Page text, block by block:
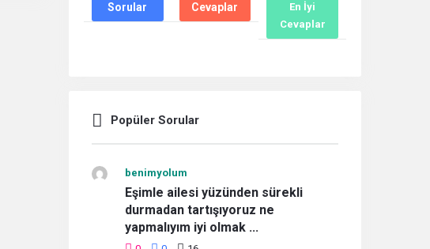
Sorular
Cevaplar
En İyi
Cevaplar
Popüler Sorular
benimyolum
Eşimle ailesi yüzünden sürekli
durmadan tartışıyoruz ne
yapmalıyım iyi olmak ...